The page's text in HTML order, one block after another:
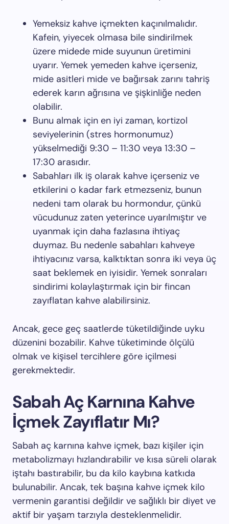
Yemeksiz kahve içmekten kaçınılmalıdır.
Kafein, yiyecek olmasa bile sindirilmek
üzere midede mide suyunun üretimini
uyarır. Yemek yemeden kahve içerseniz,
mide asitleri mide ve bağırsak zarını tahriş
ederek karın ağrısına ve şişkinliğe neden
olabilir.
Bunu almak için en iyi zaman, kortizol
seviyelerinin (stres hormonumuz)
yükselmediği 9:30 – 11:30 veya 13:30 –
17:30 arasıdır.
Sabahları ilk iş olarak kahve içerseniz ve
etkilerini o kadar fark etmezseniz, bunun
nedeni tam olarak bu hormondur, çünkü
vücudunuz zaten yeterince uyarılmıştır ve
uyanmak için daha fazlasına ihtiyaç
duymaz. Bu nedenle sabahları kahveye
ihtiyacınız varsa, kalktıktan sonra iki veya üç
saat beklemek en iyisidir. Yemek sonraları
sindirimi kolaylaştırmak için bir fincan
zayıflatan kahve alabilirsiniz.
Ancak, gece geç saatlerde tüketildiğinde uyku
düzenini bozabilir. Kahve tüketiminde ölçülü
olmak ve kişisel tercihlere göre içilmesi
gerekmektedir.
Sabah Aç Karnına Kahve
İçmek Zayıflatır Mı?
Sabah aç karnına kahve içmek, bazı kişiler için
metabolizmayı hızlandırabilir ve kısa süreli olarak
iştahı bastırabilir, bu da kilo kaybına katkıda
bulunabilir. Ancak, tek başına kahve içmek kilo
vermenin garantisi değildir ve sağlıklı bir diyet ve
aktif bir yaşam tarzıyla desteklenmelidir.